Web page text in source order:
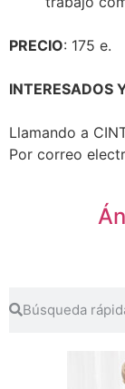
PRECIO: 175 e.
INTERESADOS
Llamando a
Por correo